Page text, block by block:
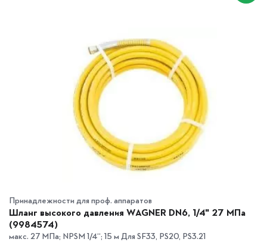
Принадлежности для проф. аппаратов
Шланг высокого давления WAGNER DN6, 1/4" 27 MПа
(9984574)
макс. 27 МПа; NPSM 1/4“; 15 м Для SF33, PS20, PS3.21